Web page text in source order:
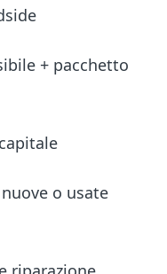
+ pacchetto
o usate